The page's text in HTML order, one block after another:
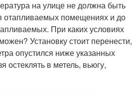
на улице не должна быть
отапливаемых помещениях и до
При каких условиях
Установку стоит перенести,
опустился ниже указанных
остеклять в метель, вьюгу,